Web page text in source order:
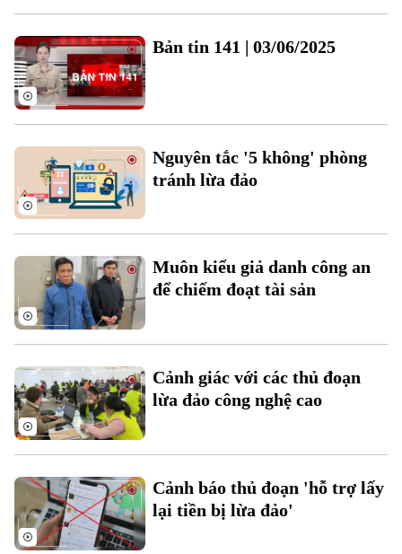
Liên hệ đường dây nóng (bấm để gọi)
Tòa soạn
0865.116.699 (hotline)
Tòa soạn
0865.116.699
Bản tin 141 | 03/06/2025
Nguyên tắc '5 không' phòng
tránh lừa đảo
Muôn kiểu giả danh công an
để chiếm đoạt tài sản
Cảnh giác với các thủ đoạn
lừa đảo công nghệ cao
Cảnh báo thủ đoạn 'hỗ trợ lấy
lại tiền bị lừa đảo'